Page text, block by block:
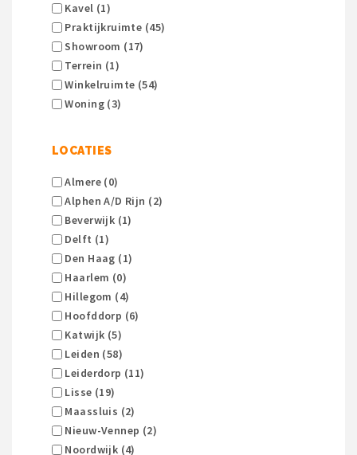
Kavel (1)
Praktijkruimte (45)
Showroom (17)
Terrein (1)
Winkelruimte (54)
Woning (3)
LOCATIES
Almere (0)
Alphen A/d Rijn (2)
Beverwijk (1)
Delft (1)
Den Haag (1)
Haarlem (0)
Hillegom (4)
Hoofddorp (6)
Katwijk (5)
Leiden (58)
Leiderdorp (11)
Lisse (19)
Maassluis (2)
Nieuw-Vennep (2)
Noordwijk (4)